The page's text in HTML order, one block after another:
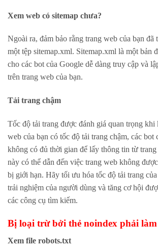
Xem web có sitemap chưa?
Ngoài ra, đảm bảo rằng trang web của bạn đã
một tệp sitemap.xml. Sitemap.xml là một bản
cho các bot của Google dễ dàng truy cập và
trên trang web của bạn.
Tải trang chậm
Tốc độ tải trang được đánh giá quan trọng khi
web của bạn có tốc độ tải trang chậm, các bot
không có đủ thời gian để lấy thông tin từ trang
này có thể dẫn đến việc trang web không
bị giới hạn. Hãy tối ưu hóa tốc độ tải trang
trải nghiệm của người dùng và tăng cơ hội
các công cụ tìm kiếm.
Bị loại trừ bởi thẻ noindex phải
Xem file robots.txt